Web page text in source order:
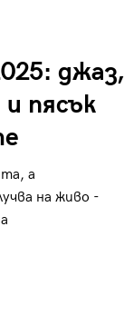
джаз,
пясък
а
на живо -